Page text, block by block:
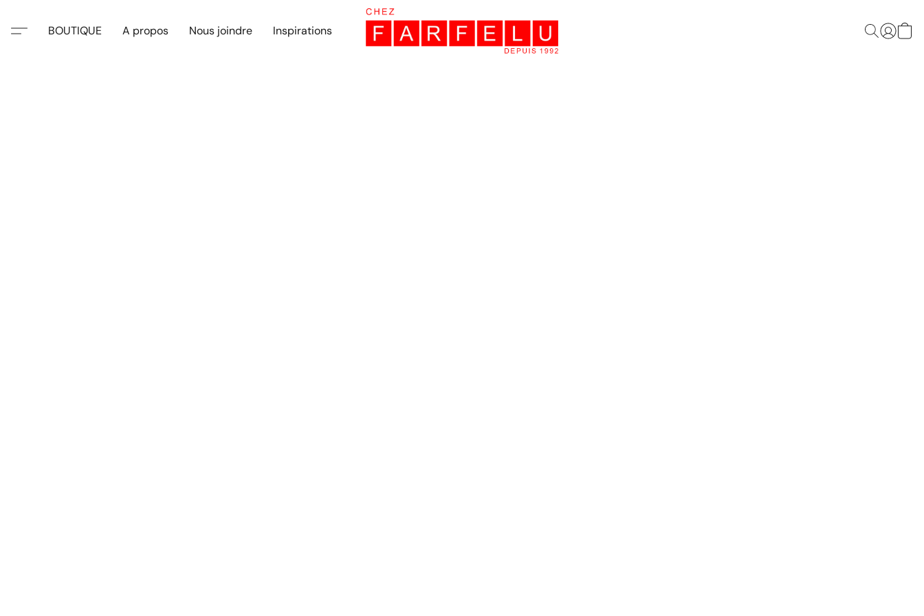
BOUTIQUE A propos Nous joindre Inspirations